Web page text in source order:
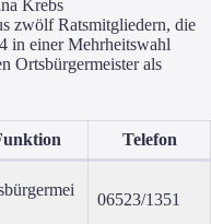
Krebs
zwölf Ratsmitgliedern, die
in einer Mehrheitswahl
Ortsbürgermeister als
Telefon
06523/1351